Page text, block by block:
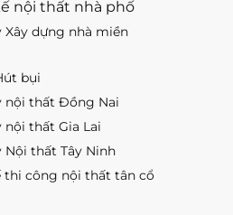
nội thất nhà phố
Xây dựng nhà miền
bụi
nội thất Đồng Nai
nội thất Gia Lai
Nội thất Tây Ninh
thi công nội thất tân cổ